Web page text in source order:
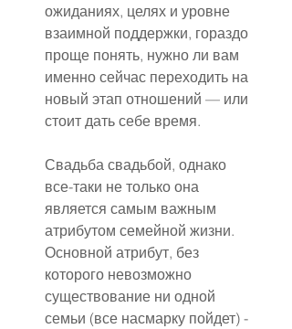
ожиданиях, целях и уровне
взаимной поддержки, гораздо
проще понять, нужно ли вам
именно сейчас переходить на
новый этап отношений — или
стоит дать себе время.
Свадьба свадьбой, однако
все-таки не только она
является самым важным
атрибутом семейной жизни.
Основной атрибут, без
которого невозможно
существование ни одной
семьи (все насмарку пойдет) -